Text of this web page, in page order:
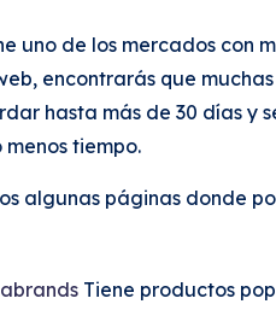
uno de los mercados con
encontrarás que
hasta más de 30 días y
menos tiempo.
algunas páginas donde
Tiene productos